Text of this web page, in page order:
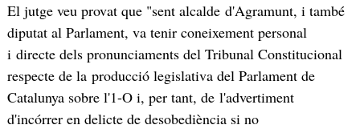
El jutge veu provat que "sent alcalde d'Agramunt, i també
diputat al Parlament, va tenir coneixement personal
i directe dels pronunciaments del Tribunal Constitucional
respecte de la producció legislativa del Parlament de
Catalunya sobre l'1-O i, per tant, de l'advertiment
d'incórrer en delicte de desobediència si no